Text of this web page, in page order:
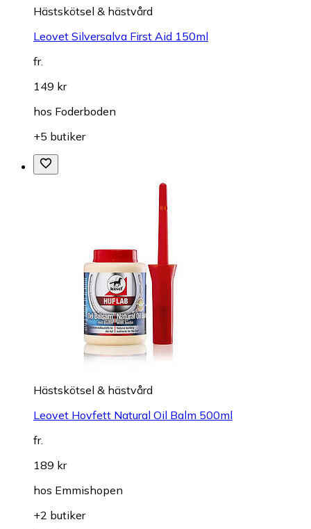
Hästskötsel & hästvård
Leovet Silversalva First Aid 150ml
fr.
149 kr
hos Foderboden
+5 butiker
Hästskötsel & hästvård
Leovet Hovfett Natural Oil Balm 500ml
fr.
189 kr
hos Emmishopen
+2 butiker